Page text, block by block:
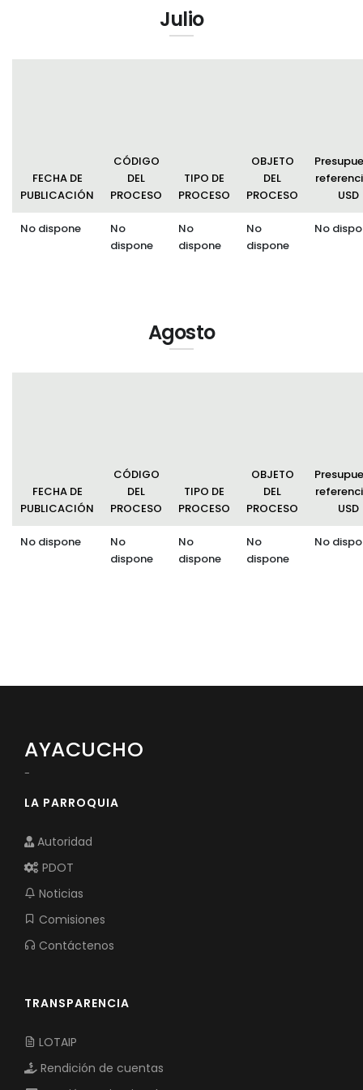
Julio
FECHA DE
PUBLICACIÓN
CÓDIGO
DEL
PROCESO
TIPO DE
PROCESO
OBJETO
DEL
PROCESO
USD
No dispone
No
dispone
No
dispone
No
dispone
No
Agosto
FECHA DE
PUBLICACIÓN
CÓDIGO
DEL
PROCESO
TIPO DE
PROCESO
OBJETO
DEL
PROCESO
USD
No dispone
No
dispone
No
dispone
No
dispone
No
AYACUCHO
-
LA PARROQUIA
Autoridad
PDOT
Noticias
Comisiones
Contáctenos
TRANSPARENCIA
LOTAIP
Rendición de cuentas